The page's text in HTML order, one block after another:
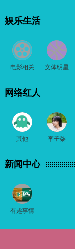
娱乐生活
电影相关 文体明星
网络红人
其他 李子柒
新闻中心
有趣事情